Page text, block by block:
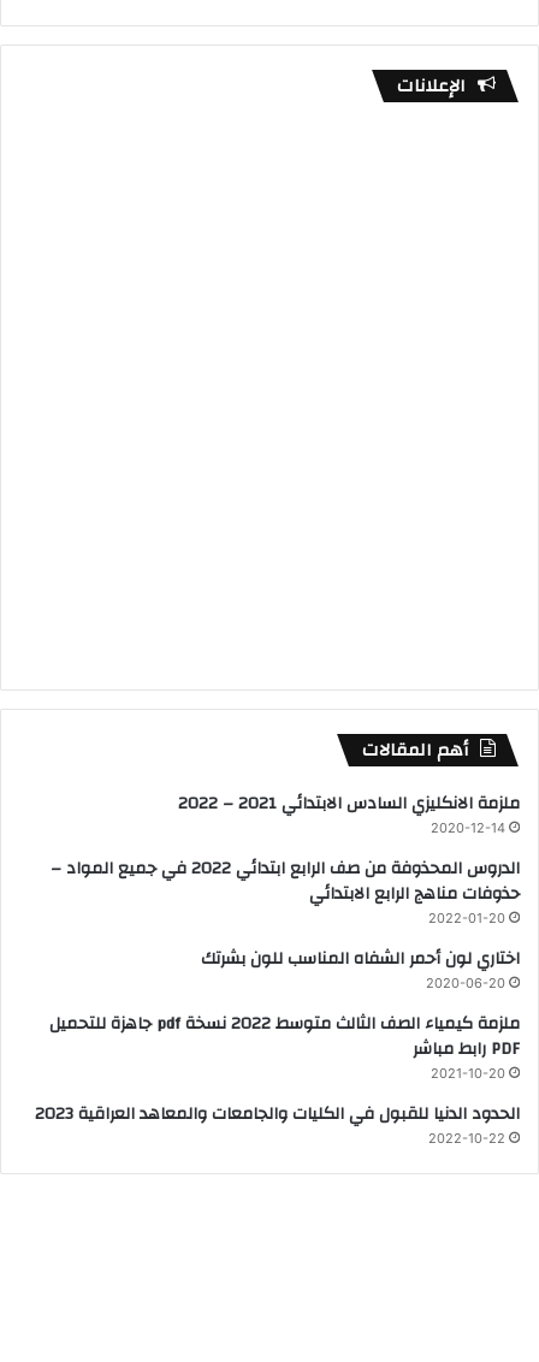
الإعلانات
أهم المقالات
ملزمة الانكليزي السادس الابتدائي 2021 – 2022
2020-12-14
الدروس المحذوفة من صف الرابع ابتدائي 2022 في جميع المواد –
حذوفات مناهج الرابع الابتدائي
2022-01-20
اختاري لون أحمر الشفاه المناسب للون بشرتك
2020-06-20
ملزمة كيمياء الصف الثالث متوسط 2022 نسخة pdf جاهزة للتحميل
PDF رابط مباشر
2021-10-20
الحدود الدنيا للقبول في الكليات والجامعات والمعاهد العراقية 2023
2022-10-22